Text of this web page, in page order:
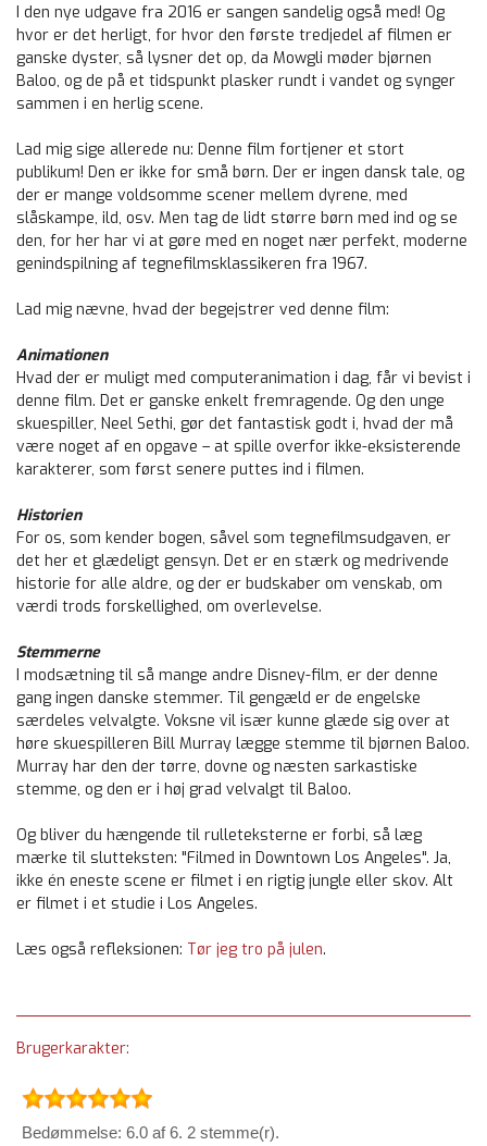
I den nye udgave fra 2016 er sangen sandelig også med! Og
hvor er det herligt, for hvor den første tredjedel af filmen er
ganske dyster, så lysner det op, da Mowgli møder bjørnen
Baloo, og de på et tidspunkt plasker rundt i vandet og synger
sammen i en herlig scene.
Lad mig sige allerede nu: Denne film fortjener et stort
publikum! Den er ikke for små børn. Der er ingen dansk tale, og
der er mange voldsomme scener mellem dyrene, med
slåskampe, ild, osv. Men tag de lidt større børn med ind og se
den, for her har vi at gøre med en noget nær perfekt, moderne
genindspilning af tegnefilmsklassikeren fra 1967.
Lad mig nævne, hvad der begejstrer ved denne film:
Animationen
Hvad der er muligt med computeranimation i dag, får vi bevist i
denne film. Det er ganske enkelt fremragende. Og den unge
skuespiller, Neel Sethi, gør det fantastisk godt i, hvad der må
være noget af en opgave – at spille overfor ikke-eksisterende
karakterer, som først senere puttes ind i filmen.
Historien
For os, som kender bogen, såvel som tegnefilmsudgaven, er
det her et glædeligt gensyn. Det er en stærk og medrivende
historie for alle aldre, og der er budskaber om venskab, om
værdi trods forskellighed, om overlevelse.
Stemmerne
I modsætning til så mange andre Disney-film, er der denne
gang ingen danske stemmer. Til gengæld er de engelske
særdeles velvalgte. Voksne vil især kunne glæde sig over at
høre skuespilleren Bill Murray lægge stemme til bjørnen Baloo.
Murray har den der tørre, dovne og næsten sarkastiske
stemme, og den er i høj grad velvalgt til Baloo.
Og bliver du hængende til rulleteksterne er forbi, så læg
mærke til slutteksten: "Filmed in Downtown Los Angeles". Ja,
ikke én eneste scene er filmet i en rigtig jungle eller skov. Alt
er filmet i et studie i Los Angeles.
Læs også refleksionen: Tør jeg tro på julen.
Brugerkarakter:
Bedømmelse: 6.0 af 6. 2 stemme(r).